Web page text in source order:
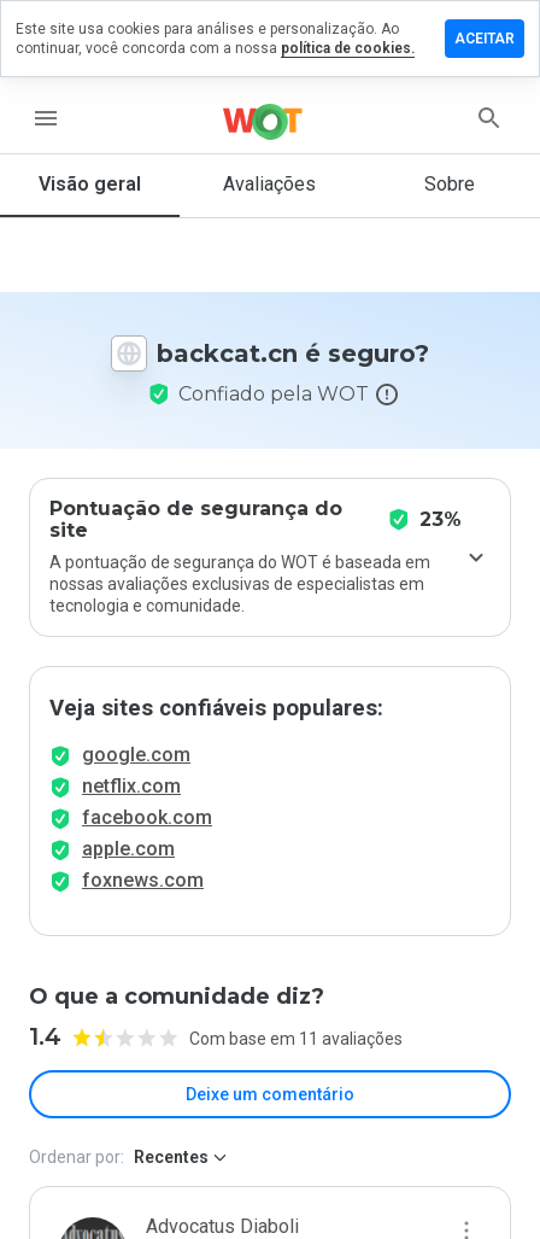
menu
Visão geral Avaliações Sobre
backcat.cn é seguro?
Confiado pela WOT
Pontuação de segurança do
site
23%
A pontuação de segurança do WOT é baseada em
nossas avaliações exclusivas de especialistas em
tecnologia e comunidade.
Veja sites confiáveis populares:
google.com
netflix.com
facebook.com
apple.com
foxnews.com
O que a comunidade diz?
1.4 Com base em 11 avaliações
Deixe um comentário
um
que
Ordenar por: Recentes
Advocatus Diaboli
Este site usa cookies para análises e personalização. Ao
continuar, você concorda com a nossa política de cookies.
ACEITAR